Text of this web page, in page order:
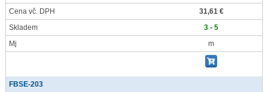
Cena vč. DPH
31,61 €
Skladem
3 - 5
Mj
m
FBSE-203